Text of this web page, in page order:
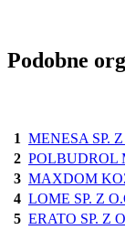
Podobne
1 MENESA SP.
2 POLBUDROL
3 MAXDOM
4 LOME SP. Z
5 ERATO SP. Z